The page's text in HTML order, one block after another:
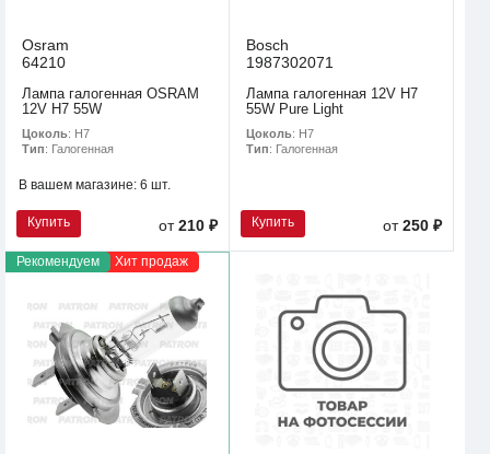
Osram
64210
Лампа галогенная OSRAM
12V H7 55W
Цоколь: H7
Тип: Галогенная
В вашем магазине: 6 шт.
Купить от210 ₽
Bosch
1987302071
Лампа галогенная 12V H7
55W Pure Light
Цоколь: H7
Тип: Галогенная
Купить от250 ₽
Рекомендуем Хит продаж